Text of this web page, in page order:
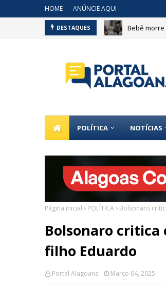
HOME ANÚNCIE AQUI
DESTAQUES Bebê
POLÍTICA NOTÍCIAS
Página inicial POLÍTICA Bolsonaro
Bolsonaro critica
filho Eduardo
Portal Alagoana Março 04, 2025